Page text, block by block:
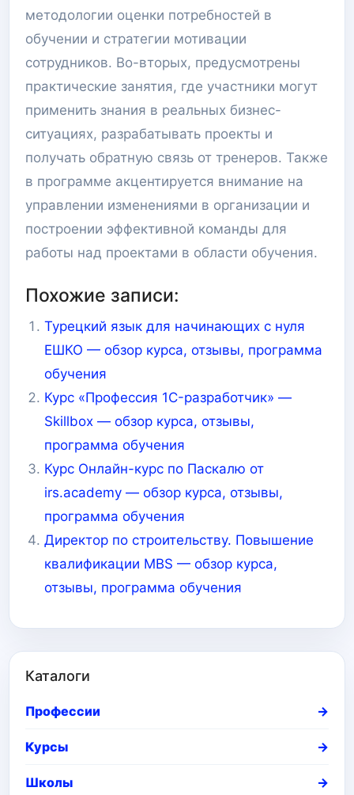
методологии оценки потребностей в
обучении и стратегии мотивации
сотрудников. Во-вторых, предусмотрены
практические занятия, где участники могут
применить знания в реальных бизнес-
ситуациях, разрабатывать проекты и
получать обратную связь от тренеров. Также
в программе акцентируется внимание на
управлении изменениями в организации и
построении эффективной команды для
работы над проектами в области обучения.
Похожие записи:
Турецкий язык для начинающих с нуля
ЕШКО — обзор курса, отзывы, программа
обучения
Курс «Профессия 1C-разработчик» —
Skillbox — обзор курса, отзывы,
программа обучения
Курс Онлайн-курс по Паскалю от
irs.academy — обзор курса, отзывы,
программа обучения
Директор по строительству. Повышение
квалификации MBS — обзор курса,
отзывы, программа обучения
Каталоги
Профессии →
Курсы →
Школы →